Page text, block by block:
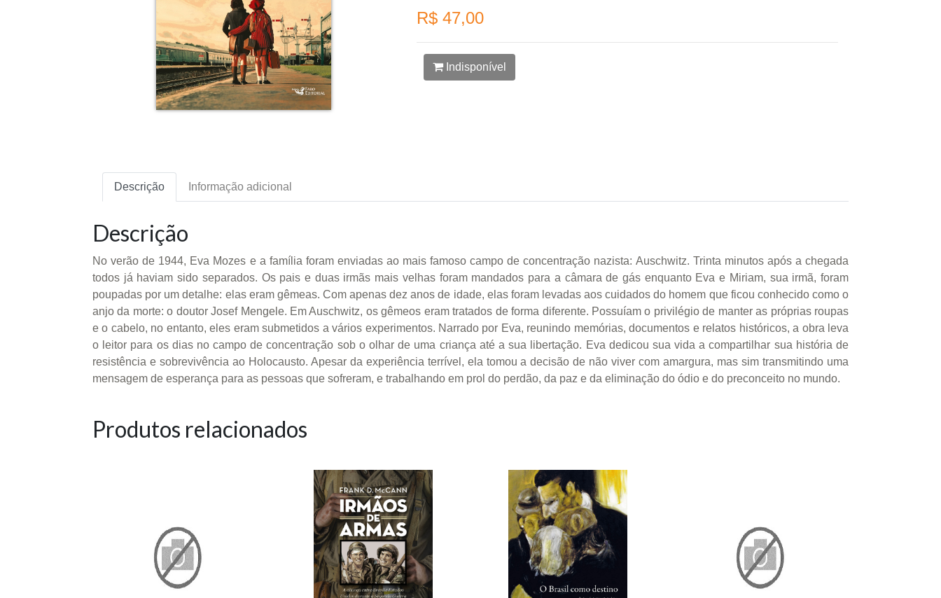
R$ 47,00
Indisponível
Descrição Informação adicional
Descrição
No verão de 1944, Eva Mozes e a família foram enviadas ao mais famoso campo de concentração nazista: Auschwitz. Trinta minutos após a chegada
todos já haviam sido separados. Os pais e duas irmãs mais velhas foram mandados para a câmara de gás enquanto Eva e Miriam, sua irmã, foram
poupadas por um detalhe: elas eram gêmeas. Com apenas dez anos de idade, elas foram levadas aos cuidados do homem que ficou conhecido como o
anjo da morte: o doutor Josef Mengele. Em Auschwitz, os gêmeos eram tratados de forma diferente. Possuíam o privilégio de manter as próprias roupas
e o cabelo, no entanto, eles eram submetidos a vários experimentos. Narrado por Eva, reunindo memórias, documentos e relatos históricos, a obra leva
o leitor para os dias no campo de concentração sob o olhar de uma criança até a sua libertação. Eva dedicou sua vida a compartilhar sua história de
resistência e sobrevivência ao Holocausto. Apesar da experiência terrível, ela tomou a decisão de não viver com amargura, mas sim transmitindo uma
mensagem de esperança para as pessoas que sofreram, e trabalhando em prol do perdão, da paz e da eliminação do ódio e do preconceito no mundo.
Produtos relacionados